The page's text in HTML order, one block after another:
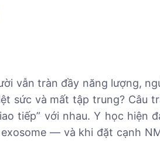
vẫn tràn đầy năng lượng,
sức và mất tập trung? Câu
tiếp” với nhau. Y học hiện
— và khi đặt cạnh